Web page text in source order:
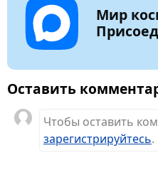
Мир
Оставить
Чтобы оставить
зарегистрируйтесь.